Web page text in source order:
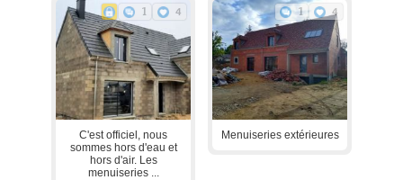
1 4
C'est officiel, nous
sommes hors d'eau et
hors d'air. Les
menuiseries ...
1 4
Menuiseries extérieures